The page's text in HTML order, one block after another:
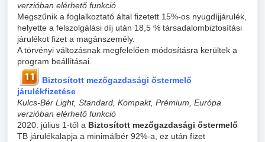
verzióban elérhető funkció
Megszűnik a foglalkoztató által fizetett 15%-os nyugdíjjárulék,
helyette a felszolgálási díj után 18,5 % társadalombiztosítási
járulékot fizet a magánszemély.
A törvényi változásnak megfelelően módosításra kerültek a
program beállításai.
Biztosított mezőgazdasági őstermelő
járulékfizetése
Kulcs-Bér Light, Standard, Kompakt, Prémium, Európa
verzióban elérhető funkció
2020. július 1-től a Biztosított mezőgazdasági őstermelő
TB járulékalapja a minimálbér 92%-a, ez után fizet